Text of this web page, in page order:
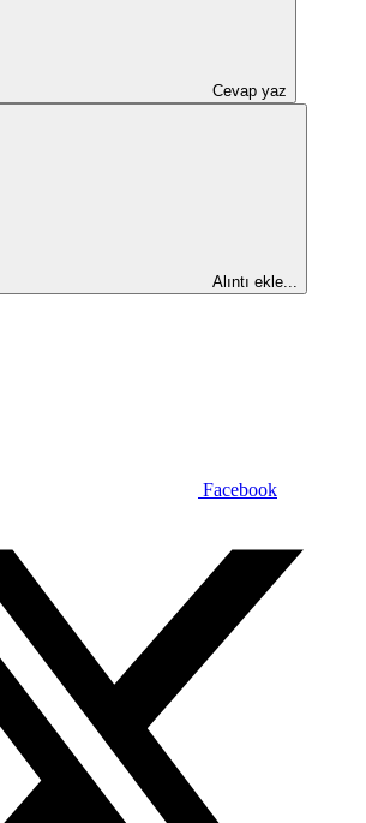
Cevap yaz
Alıntı ekle...
Facebook